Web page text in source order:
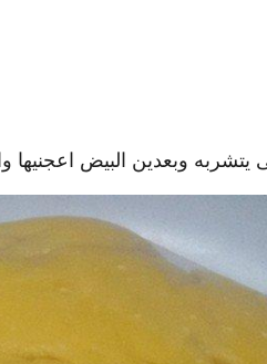
وبعدين البيض اعجنيها